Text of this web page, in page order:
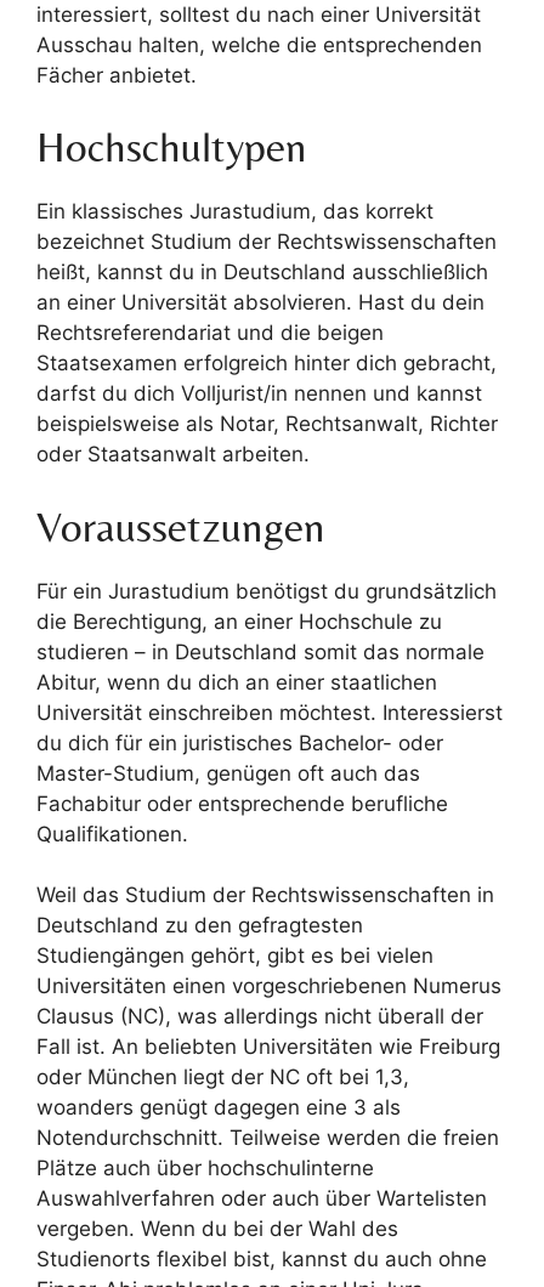
interessiert, solltest du nach einer Universität
Ausschau halten, welche die entsprechenden
Fächer anbietet.
Hochschultypen
Ein klassisches Jurastudium, das korrekt
bezeichnet Studium der Rechtswissenschaften
heißt, kannst du in Deutschland ausschließlich
an einer Universität absolvieren. Hast du dein
Rechtsreferendariat und die beigen
Staatsexamen erfolgreich hinter dich gebracht,
darfst du dich Volljurist/in nennen und kannst
beispielsweise als Notar, Rechtsanwalt, Richter
oder Staatsanwalt arbeiten.
Voraussetzungen
Für ein Jurastudium benötigst du grundsätzlich
die Berechtigung, an einer Hochschule zu
studieren – in Deutschland somit das normale
Abitur, wenn du dich an einer staatlichen
Universität einschreiben möchtest. Interessierst
du dich für ein juristisches Bachelor- oder
Master-Studium, genügen oft auch das
Fachabitur oder entsprechende berufliche
Qualifikationen.
Weil das Studium der Rechtswissenschaften in
Deutschland zu den gefragtesten
Studiengängen gehört, gibt es bei vielen
Universitäten einen vorgeschriebenen Numerus
Clausus (NC), was allerdings nicht überall der
Fall ist. An beliebten Universitäten wie Freiburg
oder München liegt der NC oft bei 1,3,
woanders genügt dagegen eine 3 als
Notendurchschnitt. Teilweise werden die freien
Plätze auch über hochschulinterne
Auswahlverfahren oder auch über Wartelisten
vergeben. Wenn du bei der Wahl des
Studienorts flexibel bist, kannst du auch ohne